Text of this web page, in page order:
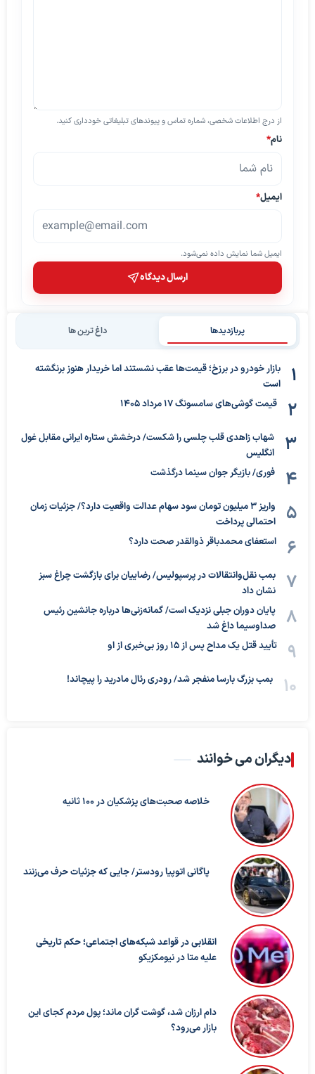
از درج اطلاعات شخصی، شماره تماس و پیوندهای تبلیغاتی خودداری کنید.
نام*
ایمیل*
ایمیل شما نمایش داده نمی‌شود.
ارسال دیدگاه
پربازدیدها داغ ترین ها
بازار خودرو در برزخ؛ قیمت‌ها عقب نشستند اما خریدار هنوز برنگشته
است
قیمت گوشی‌های سامسونگ 17 مرداد 1405
شهاب زاهدی قلب چلسی را شکست/ درخشش ستاره ایرانی مقابل غول
انگلیس
فوری/ بازیگر جوان سینما درگذشت
واریز ۳ میلیون تومان سود سهام عدالت واقعیت دارد؟/ جزئیات زمان
احتمالی پرداخت
استعفای محمدباقر ذوالقدر صحت دارد؟
بمب نقل‌وانتقالات در پرسپولیس/ رضاییان برای بازگشت چراغ سبز
نشان داد
پایان دوران جبلی نزدیک است/ گمانه‌زنی‌ها درباره جانشین رئیس
صداوسیما داغ شد
تأیید قتل یک مداح پس از ۱۵ روز بی‌خبری از او
بمب بزرگ بارسا منفجر شد/ رودری رئال مادرید را پیچاند!
دیگران می خوانند
خلاصه صحبت‌های پزشکیان در ۱۰۰ ثانیه
پاگانی اتوپیا رودستر/ جایی که جزئیات حرف می‌زنند
انقلابی در قواعد شبکه‌های اجتماعی؛ حکم تاریخی
علیه متا در نیومکزیکو
دام ارزان شد، گوشت گران ماند؛ پول مردم کجای این
بازار می‌رود؟